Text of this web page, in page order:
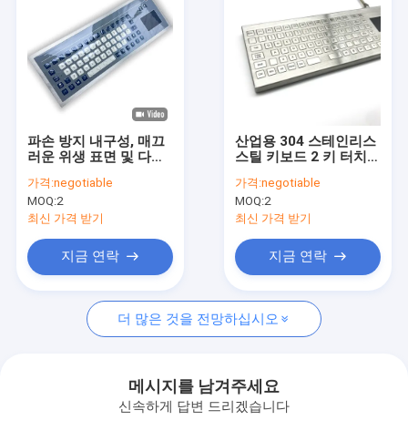
제품 소개
동영상
회사 소개
뉴스
모든 케이스
스테인레스 강 키보드
파손 방지 내구성, 매끄
러운 위생 표면 및 다중
능을 갖춘 산업용 멤브
레인 키보드
가격:negotiable
MOQ:2
최신 가격 받기
지금 연락
산업용 304 스테인리스
스틸 키보드 2 키 터치
가격:negotiable
MOQ:2
최신 가격 받기
지금 연락
더 많은 것을 전망하십시오
메시지를 남겨주세요
신속하게 답변 드리겠습니다